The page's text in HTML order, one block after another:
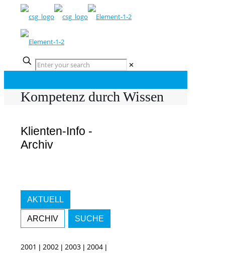
✕
Kompetenz durch Wissen
Klienten-Info -
Archiv
AKTUELL
ARCHIV SUCHE
2001 | 2002 | 2003 | 2004 |